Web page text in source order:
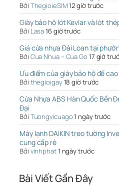
Bởi ThegioieSIM12 giờ trước
Giày bảo hộ lót Kevlar và lót
Bởi Lasa16 giờ trước
Giá cửa nhựa Đài Loan tại
Bởi Cua Nhua – Cua Go 17 giờ
Ưu điểm của giày bảo hộ đế
Bởi thegioigay18 giờ trước
Cửa Nhựa ABS Hàn Quốc Bền
Đại
Bởi Tuongvicuago1 ngày trước
Máy lạnh DAIKIN treo tường
cung cấp rẻ
Bởi vinhphat1 ngày trước
Bài Viết Gần Đây